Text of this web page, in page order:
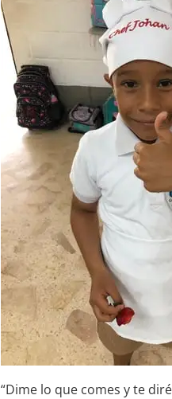
“Dime lo que comes y te